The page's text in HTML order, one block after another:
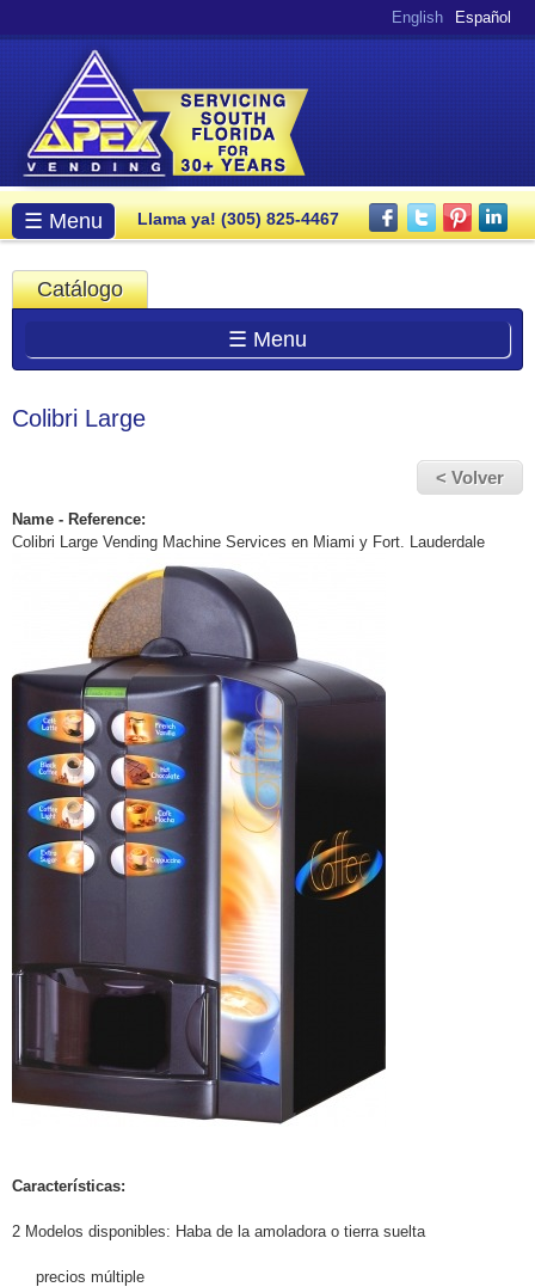
contenido
English Español
Menú principal
☰ Menu Llama ya! (305) 825-4467
Catálogo
☰ Menu
Colibri Large
< Volver
Name - Reference:
Colibri Large Vending Machine Services en Miami y Fort. Lauderdale
Características:
2 Modelos disponibles: Haba de la amoladora o tierra suelta
precios múltiple